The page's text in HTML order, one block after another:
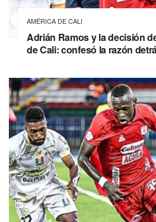
AMÉRICA DE CALI
Adrián Ramos y la decisión
de Cali: confesó la razón